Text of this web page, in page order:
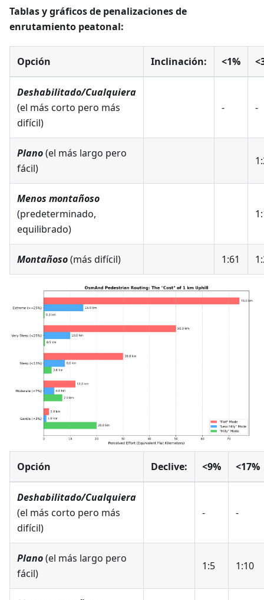
Tablas y gráficos de penalizaciones de
enrutamiento peatonal:
Opción Inclinación: <1%
Deshabilitado/Cualquiera
(el más corto pero más
difícil)
- -
Plano(el más largo pero
fácil)
Menos montañoso
(predeterminado,
equilibrado)
Montañoso(más difícil) 1:61
Opción Declive: <9% <17%
Deshabilitado/Cualquiera
(el más corto pero más
difícil)
- -
Plano(el más largo pero
fácil)
1:5 1:10